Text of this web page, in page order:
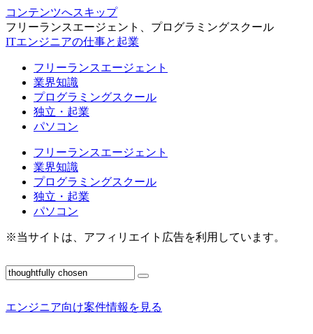
コンテンツへスキップ
フリーランスエージェント、プログラミングスクール
ITエンジニアの仕事と起業
フリーランスエージェント
業界知識
プログラミングスクール
独立・起業
パソコン
フリーランスエージェント
業界知識
プログラミングスクール
独立・起業
パソコン
※当サイトは、アフィリエイト広告を利用しています。
エンジニア向け案件情報を見る